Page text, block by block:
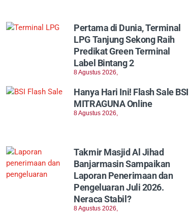
Pertama di Dunia, Terminal
LPG Tanjung Sekong Raih
Predikat Green Terminal
Label Bintang 2
8 Agustus 2026,
Hanya Hari Ini! Flash Sale BSI
MITRAGUNA Online
8 Agustus 2026,
Takmir Masjid Al Jihad
Banjarmasin Sampaikan
Laporan Penerimaan dan
Pengeluaran Juli 2026.
Neraca Stabil?
8 Agustus 2026,